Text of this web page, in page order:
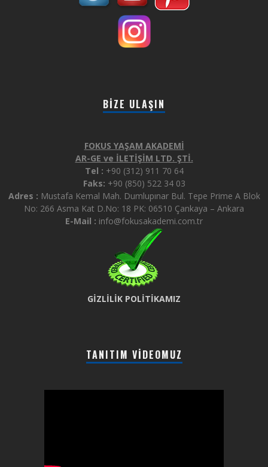
BIZE ULAŞIN
FOKUS YAŞAM AKADEMİ
AR-GE ve İLETİŞİM LTD. ŞTİ.
Tel : +90 (312) 911 70 64
Faks: +90 (850) 522 34 03
Adres : Mustafa Kemal Mah. Dumlupınar Bul. Tepe Prime A Blok
No: 266 Asma Kat D.No: 18 PK: 06510 Çankaya – Ankara
E-Mail : info@fokusakademi.com.tr
GİZLİLİK POLİTİKAMIZ
TANITIM VIDEOMUZ